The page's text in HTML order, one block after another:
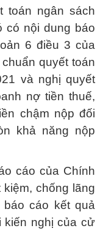
toán ngân sách
có nội dung báo
6 điều 3 của
quyết toán
và nghị quyết
nợ tiền thuế,
chậm nộp đối
khả năng nộp
cáo của Chính
chống lãng
cáo kết quả
kiến nghị của cử